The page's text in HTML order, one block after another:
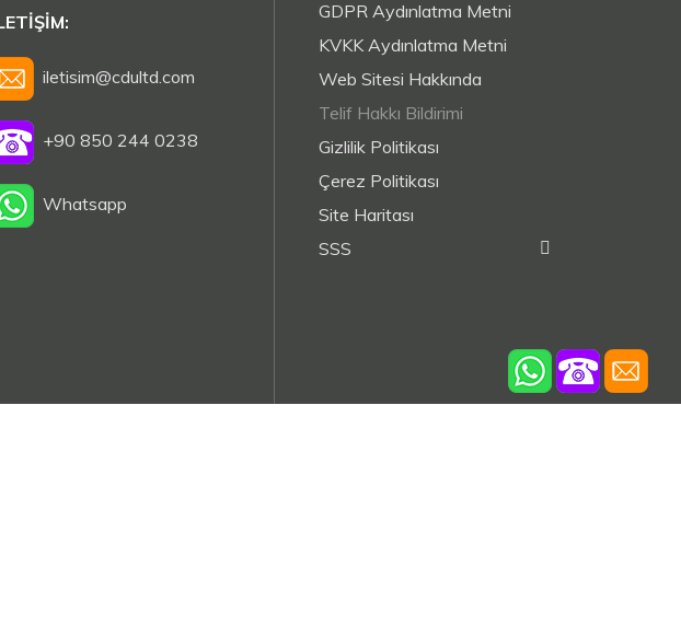
iletisim@cdultd.com
+90 850 244 0238
Whatsapp
GDPR Aydınlatma Metni
KVKK Aydınlatma Metni
Web Sitesi Hakkında
Telif Hakkı Bildirimi
Gizlilik Politikası
Çerez Politikası
Site Haritası
SSS